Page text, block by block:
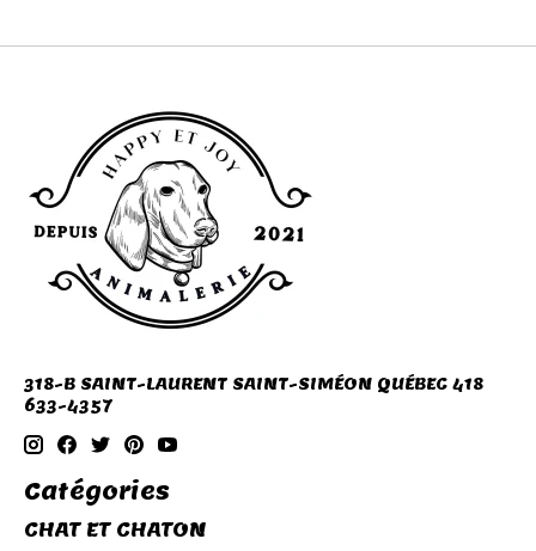
318-B SAINT-LAURENT SAINT-SIMÉON QUÉBEC 418
633-4357
Catégories
CHAT ET CHATON